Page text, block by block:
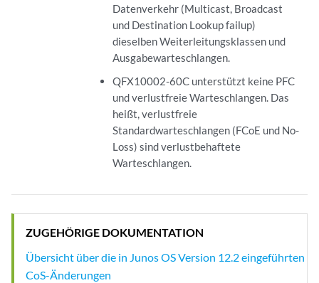
Datenverkehr (Multicast, Broadcast
und Destination Lookup failup)
dieselben Weiterleitungsklassen und
Ausgabewarteschlangen.
QFX10002-60C unterstützt keine PFC
und verlustfreie Warteschlangen. Das
heißt, verlustfreie
Standardwarteschlangen (FCoE und No-
Loss) sind verlustbehaftete
Warteschlangen.
ZUGEHÖRIGE DOKUMENTATION
Übersicht über die in Junos OS Version 12.2 eingeführten
CoS-Änderungen